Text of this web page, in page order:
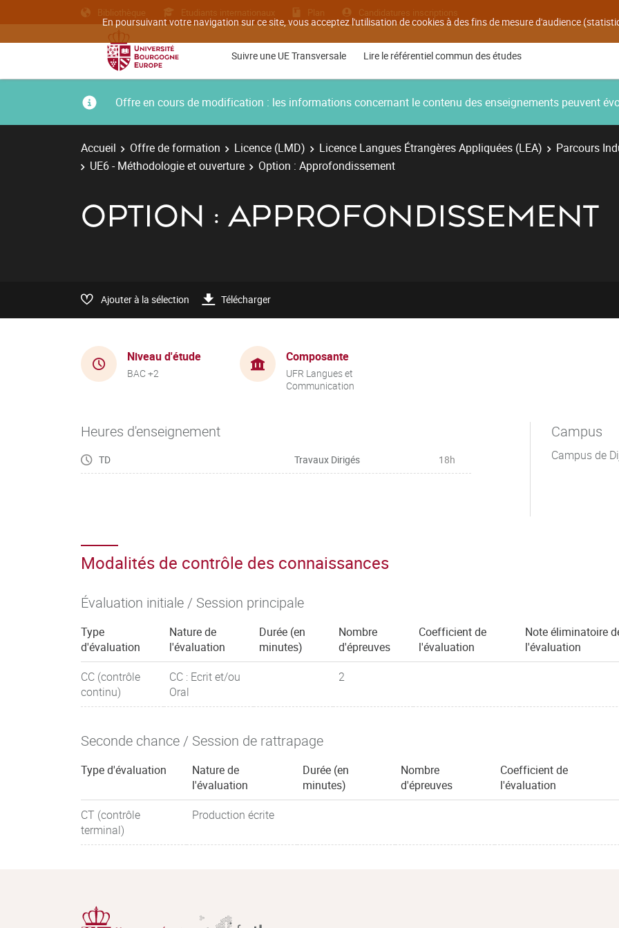
En poursuivant votre navigation sur ce site, vous acceptez l'utilisation de cookies à des fins de mesure d'audience
Bibliothèque Etudiants internationaux Plan Candidatures inscriptions
Suivre une UE Transversale Lire le référentiel commun des études
Offre en cours de modification : les informations concernant le contenu des enseignements peuvent
Accueil Offre de formation Licence (LMD) Licence Langues Étrangères Appliquées (LEA)
Parcours
UE6 - Méthodologie et ouverture
Option : Approfondissement
OPTION : APPROFONDISSEMENT
Ajouter à la sélection Télécharger
Niveau d'étude
BAC +2
Composante
UFR Langues et
Communication
Heures d'enseignement
TD Travaux Dirigés 18h
Campus
Campus de
Modalités de contrôle des connaissances
Évaluation initiale / Session principale
Type
d'évaluation
Nature de
l'évaluation
Durée (en
minutes)
Nombre
d'épreuves
Coefficient de
l'évaluation
Note éliminatoire
l'évaluation
CC (contrôle
continu)
CC : Ecrit et/ou
Oral
2
Seconde chance / Session de rattrapage
Type d'évaluation
Nature de
l'évaluation
Durée (en
minutes)
Nombre
d'épreuves
Coefficient de
l'évaluation
CT (contrôle
terminal)
Production écrite